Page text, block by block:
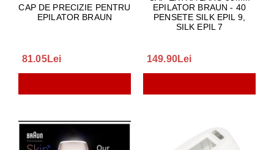
CAP DE PRECIZIE PENTRU
EPILATOR BRAUN
81.05Lei
EPILATOR BRAUN - 40
PENSETE SILK EPIL 9,
SILK EPIL 7
149.90Lei